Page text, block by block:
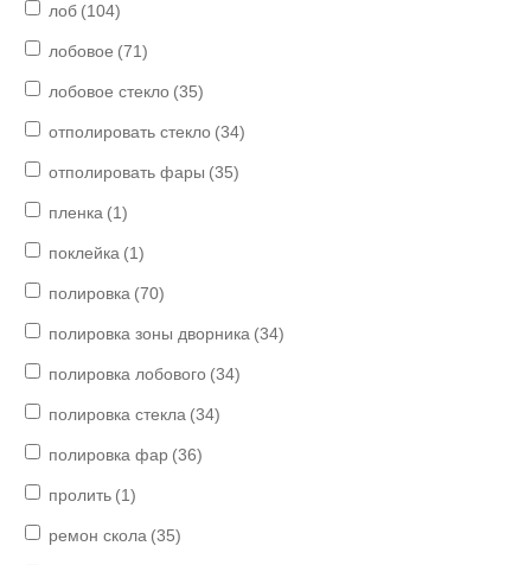
лоб (104)
лобовое (71)
лобовое стекло (35)
отполировать стекло (34)
отполировать фары (35)
пленка (1)
поклейка (1)
полировка (70)
полировка зоны дворника (34)
полировка лобового (34)
полировка стекла (34)
полировка фар (36)
пролить (1)
ремон скола (35)